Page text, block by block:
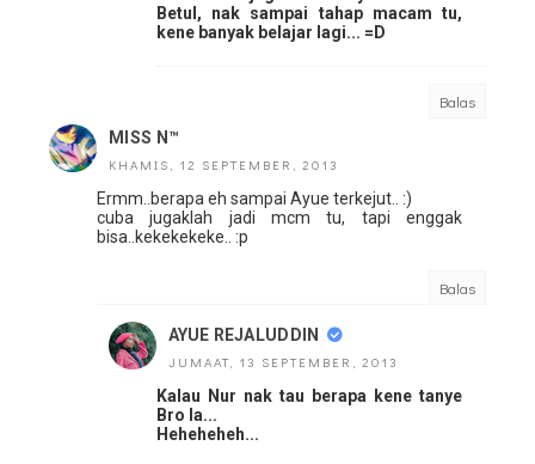
Betul, nak sampai tahap macam tu,
kene banyak belajar lagi... =D
Balas
MISS N™
KHAMIS, 12 SEPTEMBER, 2013
Ermm..berapa eh sampai Ayue terkejut.. :)
cuba jugaklah jadi mcm tu, tapi enggak
bisa..kekekekeke.. :p
Balas
AYUE REJALUDDIN
JUMAAT, 13 SEPTEMBER, 2013
Kalau Nur nak tau berapa kene tanye
Bro la...
Heheheheh...